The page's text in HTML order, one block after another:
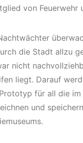
von Feuerwehr
die Stadt allzu
nicht
liegt. Darauf
für all die im
und